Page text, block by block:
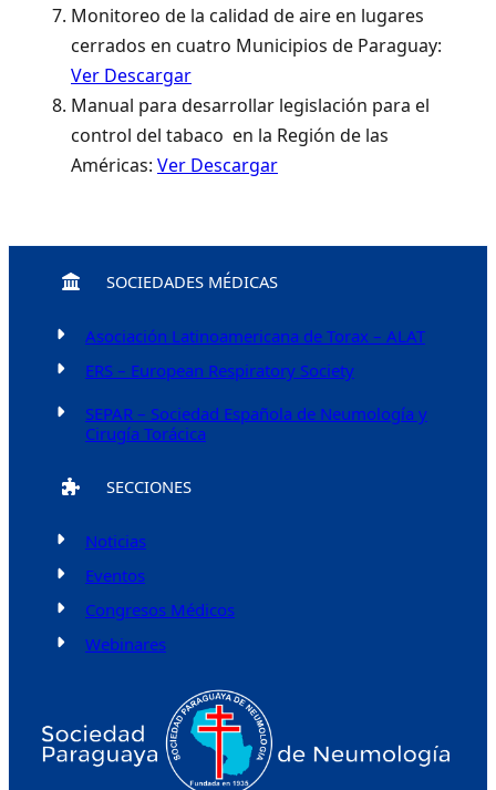
Monitoreo de la calidad de aire en lugares
cerrados en cuatro Municipios de Paraguay:
Ver Descargar
Manual para desarrollar legislación para el
control del tabaco en la Región de las
Américas: Ver Descargar
SOCIEDADES MÉDICAS
Asociación Latinoamericana de Torax – ALAT
ERS – European Respiratory Society
SEPAR – Sociedad Española de Neumología y
Cirugía Torácica
SECCIONES
Noticias
Eventos
Congresos Médicos
Webinares